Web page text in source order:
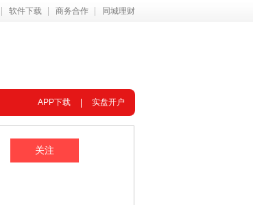
软件下载 商务合作 同城理财
APP下载 实盘开户